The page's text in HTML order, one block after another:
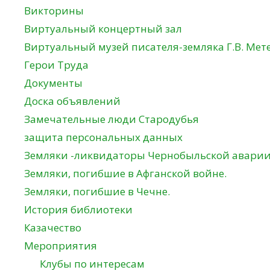
Викторины
Виртуальный концертный зал
Виртуальный музей писателя-земляка Г.В.
Герои Труда
Документы
Доска объявлений
Замечательные люди Стародубья
защита персональных данных
Земляки -ликвидаторы Чернобыльской аварии
Земляки, погибшие в Афганской войне.
Земляки, погибшие в Чечне.
История библиотеки
Казачество
Мероприятия
Клубы по интересам